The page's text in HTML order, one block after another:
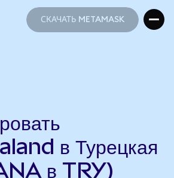
СКАЧАТЬ METAMASK
в Турецкая
в TRY)